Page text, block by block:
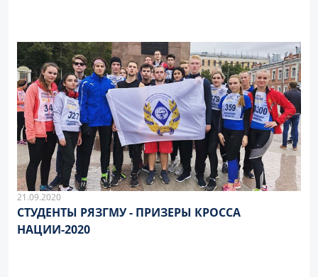
21.09.2020
СТУДЕНТЫ РЯЗГМУ - ПРИЗЕРЫ КРОССА
НАЦИИ-2020